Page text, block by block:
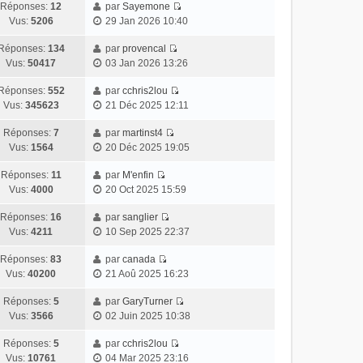
Réponses: 12
Vus: 5206
parSayemone
29 Jan 2026 10:40
Réponses: 134
Vus: 50417
parprovencal
03 Jan 2026 13:26
Réponses: 552
Vus: 345623
parcchris2lou
21 Déc 2025 12:11
Réponses: 7
Vus: 1564
parmartinst4
20 Déc 2025 19:05
Réponses: 11
Vus: 4000
par M'enfin
20 Oct 2025 15:59
Réponses: 16
Vus: 4211
parsanglier
10 Sep 2025 22:37
Réponses: 83
Vus: 40200
parcanada
21 Aoû 2025 16:23
Réponses: 5
Vus: 3566
parGaryTurner
02 Juin 2025 10:38
Réponses: 5
Vus: 10761
parcchris2lou
04 Mar 2025 23:16